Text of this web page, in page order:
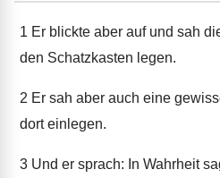
1 Er blickte aber auf und sah
den Schatzkasten legen.
2 Er sah aber auch eine
dort einlegen.
3 Und er sprach: In Wahrheit